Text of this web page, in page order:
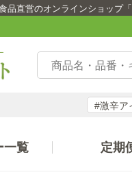
品直営のオンラインショップ「
#激辛ア
一覧 定期